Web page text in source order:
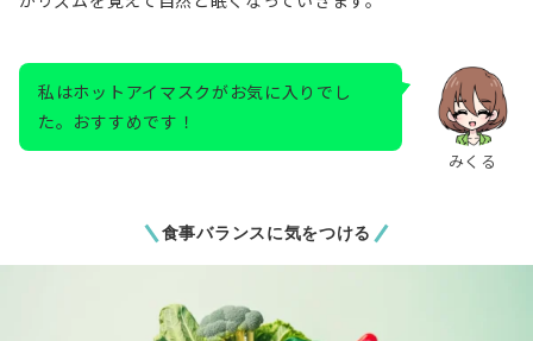
みくる
私はホットアイマスクがお気に入りでし
た。おすすめです！
食事バランスに気をつける